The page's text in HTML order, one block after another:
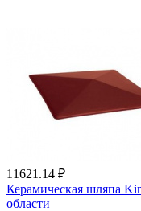
11621.14 ₽
Керамическая шляпа
области